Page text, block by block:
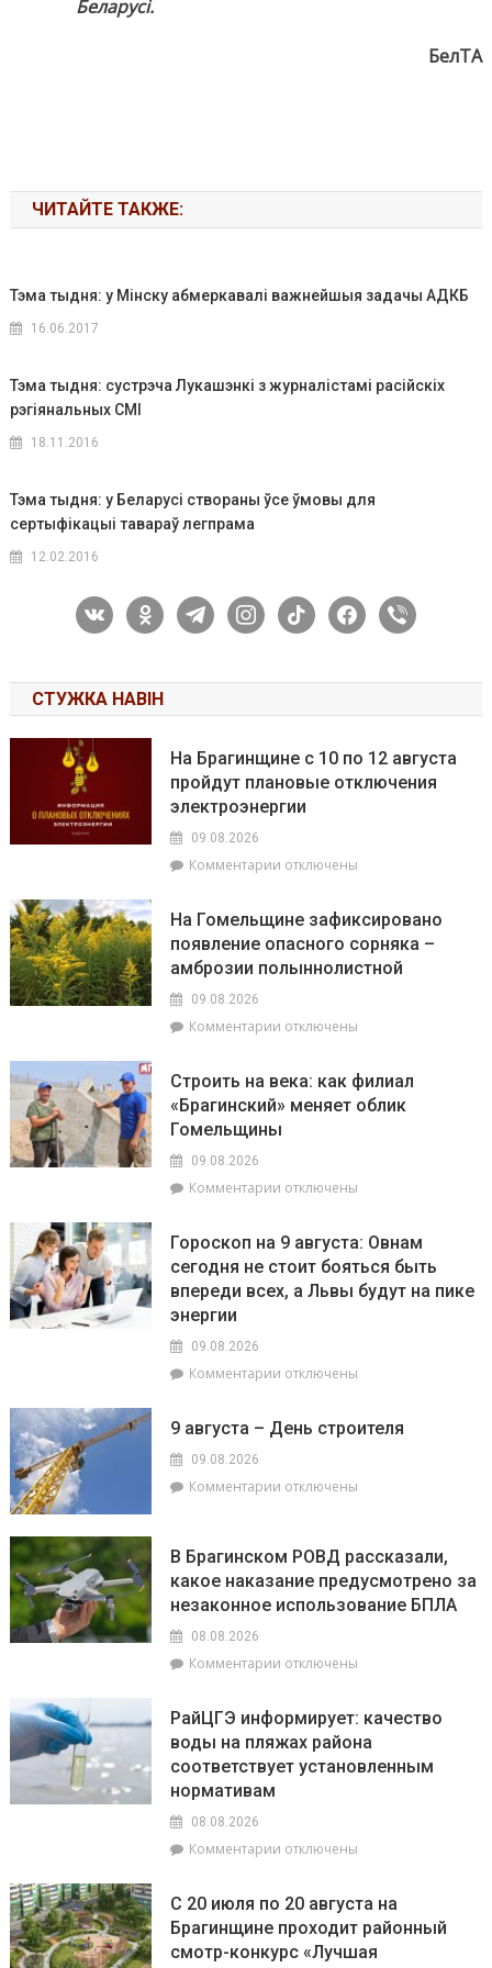
Беларусі.
БелТА
ЧИТАЙТЕ ТАКЖЕ:
Тэма тыдня: у Мінску абмеркавалі важнейшыя задачы АДКБ
16.06.2017
Тэма тыдня: сустрэча Лукашэнкі з журналістамі расійскіх
рэгіянальных СМІ
18.11.2016
Тэма тыдня: у Беларусі створаны ўсе ўмовы для
сертыфікацыі тавараў легпрама
12.02.2016
vkontakteodnoklassniki
telegraminstagram
tiktok facebook
viber
СТУЖКА НАВІН
На Брагинщине с 10 по 12 августа
пройдут плановые отключения
электроэнергии
09.08.2026
Комментарии к
Брагинщине
с
10
августа
отключения
электроэнергии
отключены
На Гомельщине зафиксировано
появление опасного сорняка –
амброзии полыннолистной
09.08.2026
Комментарии к
Гомельщине
зафиксировано
появление
–
полыннолистной
отключены
Строить на века: как филиал
«Брагинский» меняет облик
Гомельщины
09.08.2026
Комментарии к
на
века:
как
облик
отключены
Гороскоп на 9 августа: Овнам
сегодня не стоит бояться быть
впереди всех, а Львы будут на пике
энергии
09.08.2026
Комментарии к
на
Овнам
стоит
бояться
быть
а
на
пике
энергии
отключены
9 августа – День строителя
09.08.2026
Комментарии к
августа
–
День
строителя
отключены
В Брагинском РОВД рассказали,
какое наказание предусмотрено за
незаконное использование БПЛА
08.08.2026
Комментарии к
Брагинском
РОВД
рассказали,
за
БПЛА
отключены
РайЦГЭ информирует: качество
воды на пляжах района
соответствует установленным
нормативам
08.08.2026
Комментарии к
информирует:
качество
воды
отключены
С 20 июля по 20 августа на
Брагинщине проходит районный
смотр-конкурс «Лучшая